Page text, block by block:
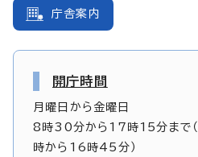
庁舎案内
開庁時間
月曜日から金曜日
8時30分から17時15分まで（
時から16時45分）